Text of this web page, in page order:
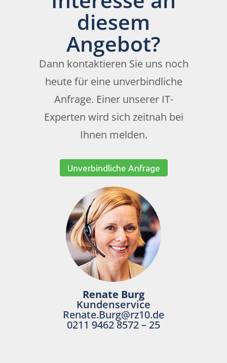
diesem
Angebot?
Dann kontaktieren Sie uns noch
heute für eine unverbindliche
Anfrage. Einer unserer IT-
Experten wird sich zeitnah bei
Ihnen melden.
Unverbindliche Anfrage
Renate Burg
Kundenservice
Renate.Burg@rz10.de
0211 9462 8572 – 25